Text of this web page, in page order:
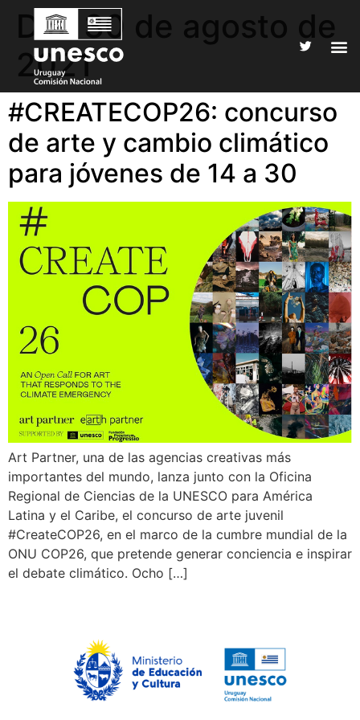
Día: 30 de agosto de
2021
#CREATECOP26: concurso
de arte y cambio climático
para jóvenes de 14 a 30
Art Partner, una de las agencias creativas más
importantes del mundo, lanza junto con la Oficina
Regional de Ciencias de la UNESCO para América
Latina y el Caribe, el concurso de arte juvenil
#CreateCOP26, en el marco de la cumbre mundial de la
ONU COP26, que pretende generar conciencia e inspirar
el debate climático. Ocho […]